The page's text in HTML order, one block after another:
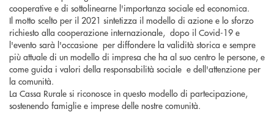
cooperative e di sottolinearne l'importanza sociale ed economica.
Il motto scelto per il 2021 sintetizza il modello di azione e lo sforzo
richiesto alla cooperazione internazionale, dopo il Covid-19 e
l'evento sarà l'occasione per diffondere la validità storica e sempre
più attuale di un modello di impresa che ha al suo centro le persone, e
come guida i valori della responsabilità sociale e dell'attenzione per
la comunità.
La Cassa Rurale si riconosce in questo modello di partecipazione,
sostenendo famiglie e imprese delle nostre comunità.